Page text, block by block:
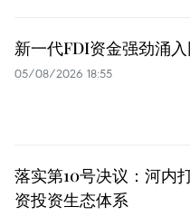
新一代FDI资金强劲涌
05/08/2026 18:55
落实第10号决议：河内
资投资生态体系